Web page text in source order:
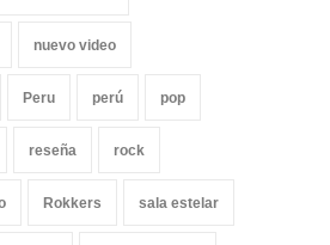
nuevo video
Peru perú pop
reseña rock
Rokkers sala estelar